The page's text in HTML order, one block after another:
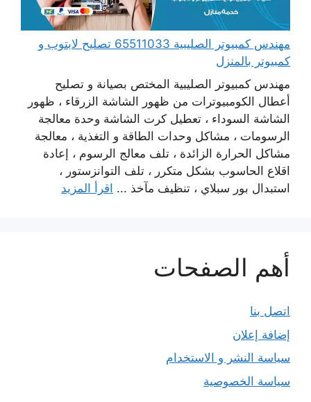
مهندس كمبيوتر الصليبية 65511033 تصليح لابتوب و
كمبيوتر بالمنزل
مهندس كمبيوتر الصليبية المختص بصيانة و تصليح
أعطال الكومبيوترات من ظهور الشاشة الزرقاء ، ظهور
الشاشة السوداء ، تعطيل كرت الشاشة وحدة معالجة
الرسومات ، مشاكل وحدات الطاقة و التغذية ، معالجة
مشاكل الحرارة الزائدة ، تلف معالج الرسوم ، إعادة
اقلاع الحاسوب بشكل متكرر ، تلف التوانزستور ،
استبدال بور سبلاي ، تنظيف مآخذ ... اقرأ المزيد
أهم الصفحات
اتصل بنا
إضافة إعلان
سياسة النشر و الاستخدام
سياسة الخصوصية